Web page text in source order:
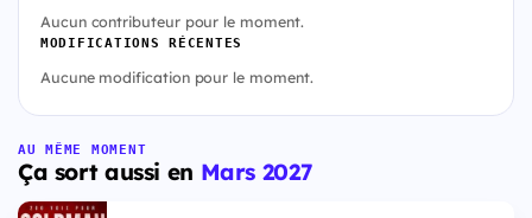
Aucun contributeur pour le moment.
MODIFICATIONS RÉCENTES
Aucune modification pour le moment.
AU MÊME MOMENT
Ça sort aussi en Mars 2027